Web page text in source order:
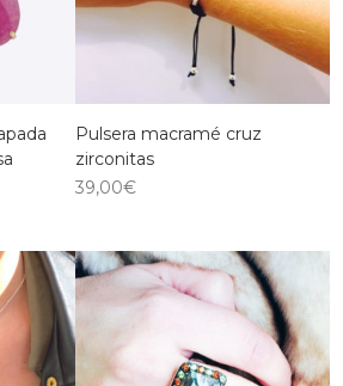
Pulsera macramé cruz
zirconitas
39,00€